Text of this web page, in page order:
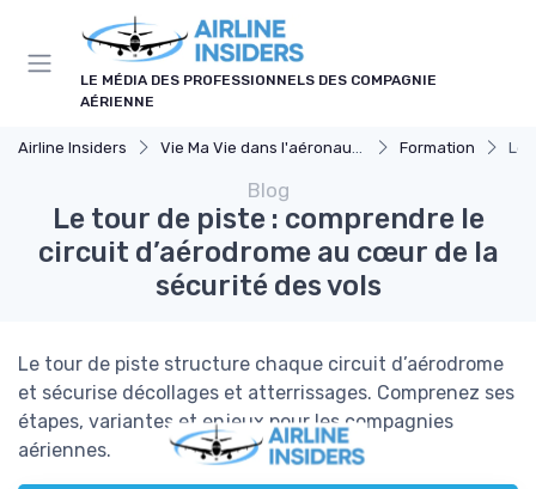
LE MÉDIA DES PROFESSIONNELS DES COMPAGNIE
AÉRIENNE
Airline Insiders Vie Ma Vie dans l'aéronautique Formation Le
Blog
Le tour de piste : comprendre le
circuit d’aérodrome au cœur de la
sécurité des vols
Le tour de piste structure chaque circuit d’aérodrome
et sécurise décollages et atterrissages. Comprenez ses
étapes, variantes et enjeux pour les compagnies
aériennes.
Panneau de gestion des cookies